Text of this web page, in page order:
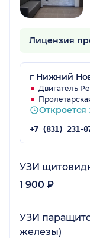
Лицензия
г Нижний
Двигатель
Откроется
УЗИ
1 900 ₽
УЗИ
железы)